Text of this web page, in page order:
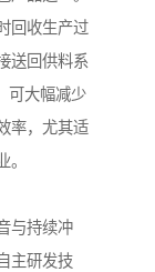
回收生产过
送回供料系
可大幅减少
率，尤其适
与持续冲
主研发技